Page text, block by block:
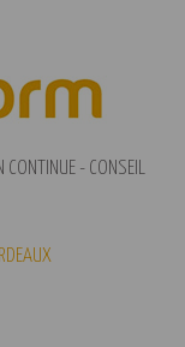
CONTINUE - CONSEIL